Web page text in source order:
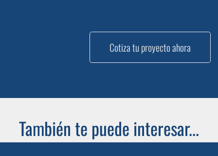
Cotiza tu proyecto ahora
También te puede interesar...